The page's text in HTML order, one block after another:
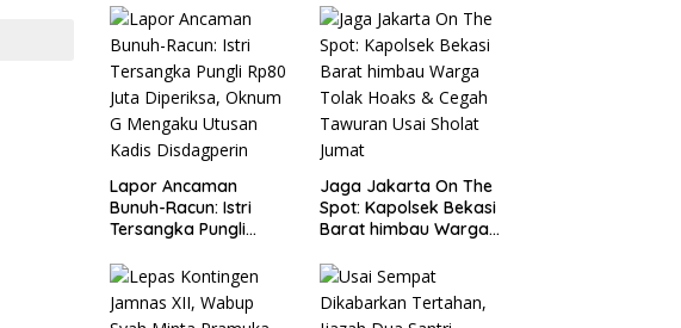
Pantai Kedunen Desa
Bomo
Lapor Ancaman
Bunuh-Racun: Istri
Tersangka Pungli
Oknum G Mengaku
Utusan Kadis
Disdagperin
Jaga Jakarta On The
Spot: Kapolsek Bekasi
Barat himbau Warga
Tawuran Usai Sholat
Jumat